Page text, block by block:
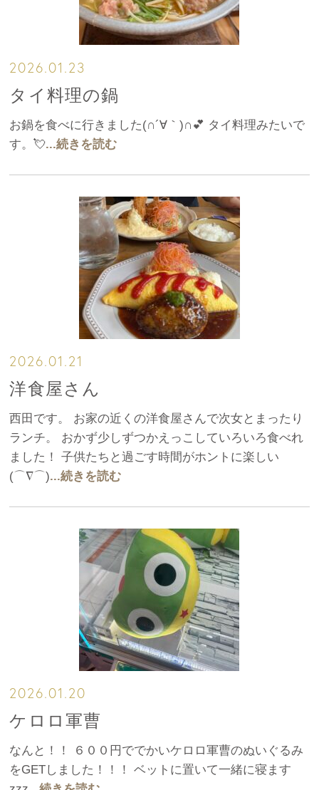
2026.01.23
タイ料理の鍋
お鍋を食べに行きました(∩´∀｀)∩💕 タイ料理みたいで
す。💘...続きを読む
2026.01.21
洋食屋さん
西田です。 お家の近くの洋食屋さんで次女とまったり
ランチ。 おかず少しずつかえっこしていろいろ食べれ
ました！ 子供たちと過ごす時間がホントに楽しい
(⌒∇⌒)...続きを読む
2026.01.20
ケロロ軍曹
なんと！！ ６００円ででかいケロロ軍曹のぬいぐるみ
をGETしました！！！ ベットに置いて一緒に寝ます